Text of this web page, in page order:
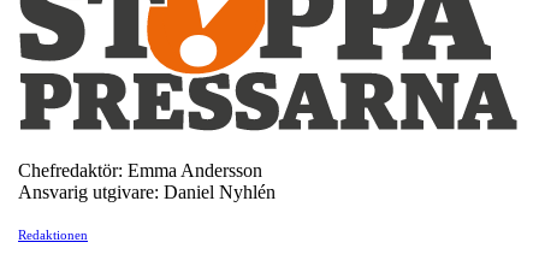
Chefredaktör: Emma Andersson
Ansvarig utgivare: Daniel Nyhlén
Redaktionen